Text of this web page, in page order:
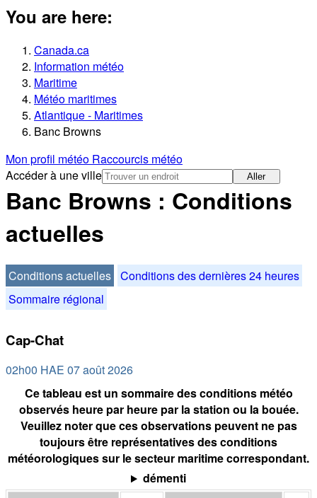
You are here:
Canada.ca
Information météo
Maritime
Météo maritimes
Atlantique - Maritimes
Banc Browns
Mon profil météo Raccourcis météo
Accéder à une ville
Aller
Banc Browns : Conditions
actuelles
Conditions actuelles Conditions des dernières 24 heures
Sommaire régional
Cap-Chat
02h00 HAE 07 août 2026
Ce tableau est un sommaire des conditions météo
observés heure par heure par la station ou la bouée.
Veuillez noter que ces observations peuvent ne pas
toujours être représentatives des conditions
météorologiques sur le secteur maritime correspondant.
démenti